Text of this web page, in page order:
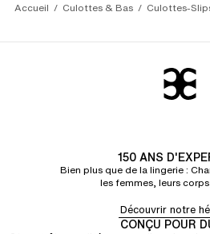
Accueil Culottes & Bas Culottes-
150 ANS
Bien plus que de la lingerie :
les femmes, leurs
Découvrir notre
CONÇU POUR